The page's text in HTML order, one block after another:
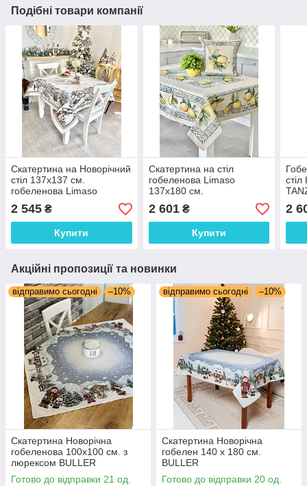
Подібні товари компанії
Скатертина на Новорічний
стіл 137х137 см.
гобеленова Limaso
2 545 ₴
Купити
Скатертина на стіл
гобеленова Limaso
137х180 см.
2 601₴
Купити
2
Акційні пропозиції та новинки
відправимо сьогодні –10%
Скатертина Новорічна
гобеленова 100х100 см. з
люрексом BULLER
Готово до відправки 21 од.
відправимо сьогодні –10%
Скатертина Новорічна
гобелен 140 х 180 см.
BULLER
Готово до відправки 20 од.